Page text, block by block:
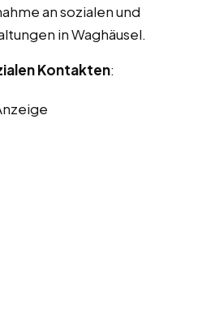
an sozialen und
in Waghäusel.
Kontakten: